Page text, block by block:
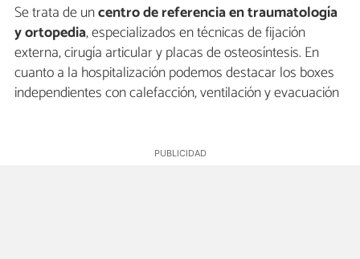
Se trata de uncentro de referencia en traumatología
y ortopedia, especializados en técnicas de fijación
externa, cirugía articular y placas de osteosíntesis. En
cuanto a la hospitalización podemos destacar los boxes
independientes con calefacción, ventilación y evacuación